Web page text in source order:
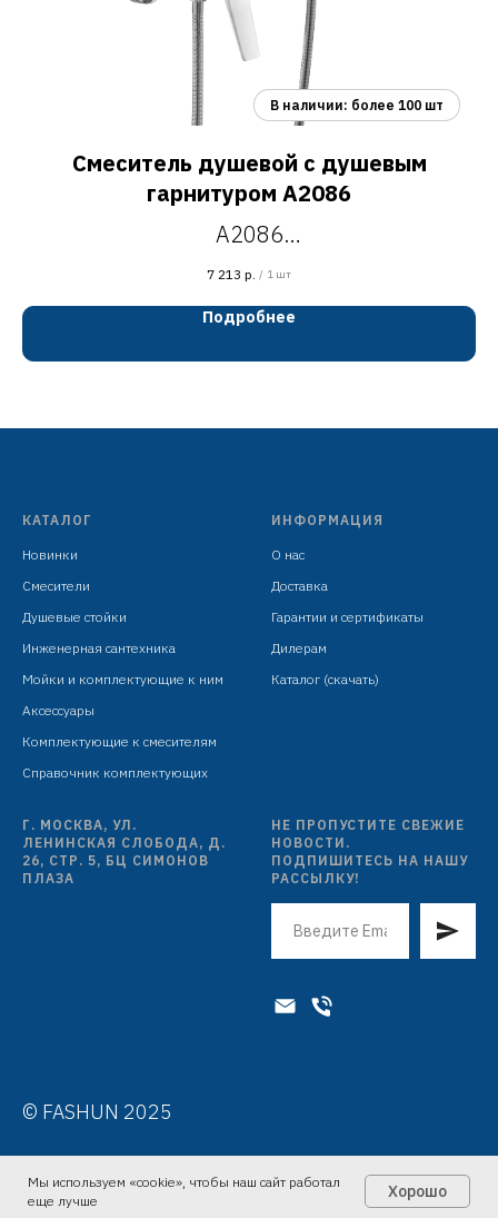
Смеситель душевой с душевым
гарнитуром A2086
A2086
смеситель душевой с душевым
гарнитуром
латунь
режимов, хром/серый
держатель настенный: ABS пластик, хром
шланг: 1500 мм, оплётка сталь SUS201,
хром
7 213 р. / 1 шт
Подробнее
Мы используем «cookie», чтобы наш сайт работал
еще лучше
Хорошо
КАТАЛОГ
Новинки
Смесители
Душевые стойки
Инженерная сантехника
Мойки и комплектующие к ним
Аксессуары
Комплектующие к смесителям
Справочник комплектующих
ИНФОРМАЦИЯ
О нас
Доставка
Гарантии и сертификаты
Дилерам
Каталог (скачать)
Г. МОСКВА, УЛ.
ЛЕНИНСКАЯ СЛОБОДА, Д.
26, СТР. 5, БЦ СИМОНОВ
ПЛАЗА
НЕ ПРОПУСТИТЕ СВЕЖИЕ
НОВОСТИ.
ПОДПИШИТЕСЬ НА НАШУ
РАССЫЛКУ!
© FASHUN 2025